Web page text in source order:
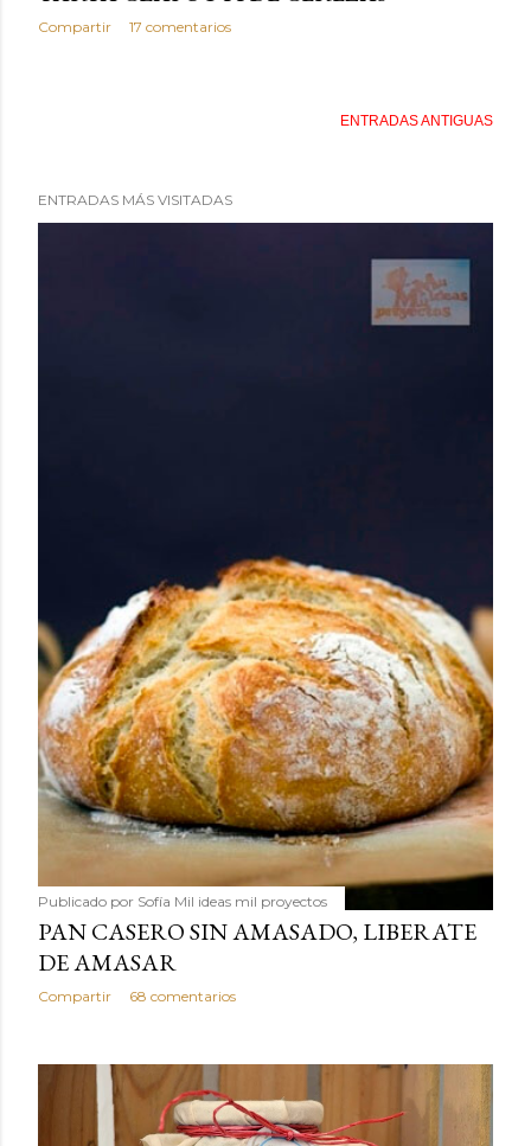
Compartir 17 comentarios
ENTRADAS ANTIGUAS
ENTRADAS MÁS VISITADAS
Publicado por Sofía Mil ideas mil proyectos
PAN CASERO SIN AMASADO, LIBERATE
DE AMASAR
Compartir 68 comentarios